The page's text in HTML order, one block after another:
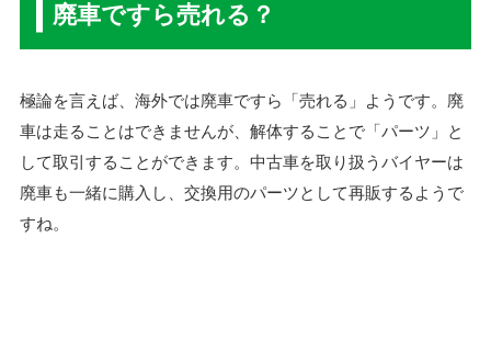
廃車ですら売れる？
極論を言えば、海外では廃車ですら「売れる」ようです。廃
車は走ることはできませんが、解体することで「パーツ」と
して取引することができます。中古車を取り扱うバイヤーは
廃車も一緒に購入し、交換用のパーツとして再販するようで
すね。